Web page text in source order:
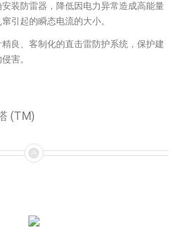
装防雷器，降低因电力异常造成高能量
引起的瞬态电流的大小。
良、客制化的直击雷防护系统，保护建
害。